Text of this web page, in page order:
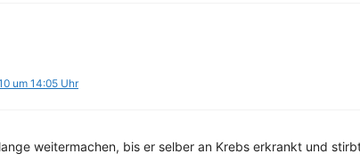
um 14:05 Uhr
weitermachen, bis er selber an Krebs erkrankt und